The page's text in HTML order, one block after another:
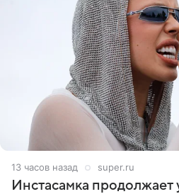
13 часов назад super.ru
Инстасамка продолжает